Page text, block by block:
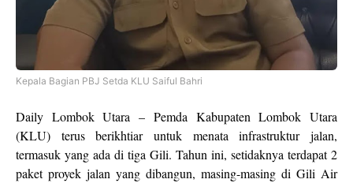
Kepala Bagian PBJ Setda KLU Saiful Bahri
Daily Lombok Utara – Pemda Kabupaten Lombok Utara
(KLU) terus berikhtiar untuk menata infrastruktur jalan,
termasuk yang ada di tiga Gili. Tahun ini, setidaknya terdapat 2
paket proyek jalan yang dibangun, masing-masing di Gili Air